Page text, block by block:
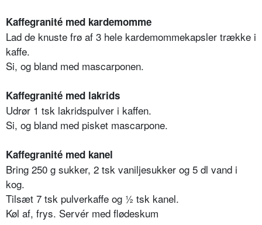
Kaffegranité med kardemomme
Lad de knuste frø af 3 hele kardemommekapsler trække i
kaffe.
Si, og bland med mascarponen.
Kaffegranité med lakrids
Udrør 1 tsk lakridspulver i kaffen.
Si, og bland med pisket mascarpone.
Kaffegranité med kanel
Bring 250 g sukker, 2 tsk vaniljesukker og 5 dl vand i
kog.
Tilsæt 7 tsk pulverkaffe og ½ tsk kanel.
Køl af, frys. Servér med flødeskum